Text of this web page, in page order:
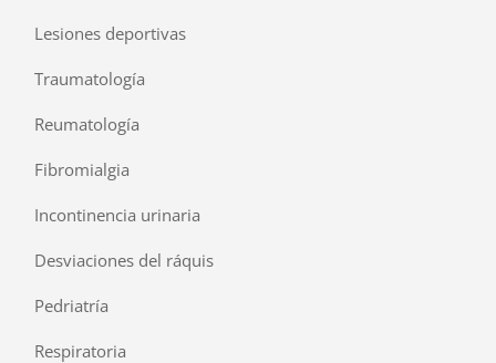
Lesiones deportivas
Traumatología
Reumatología
Fibromialgia
Incontinencia urinaria
Desviaciones del ráquis
Pedriatría
Respiratoria